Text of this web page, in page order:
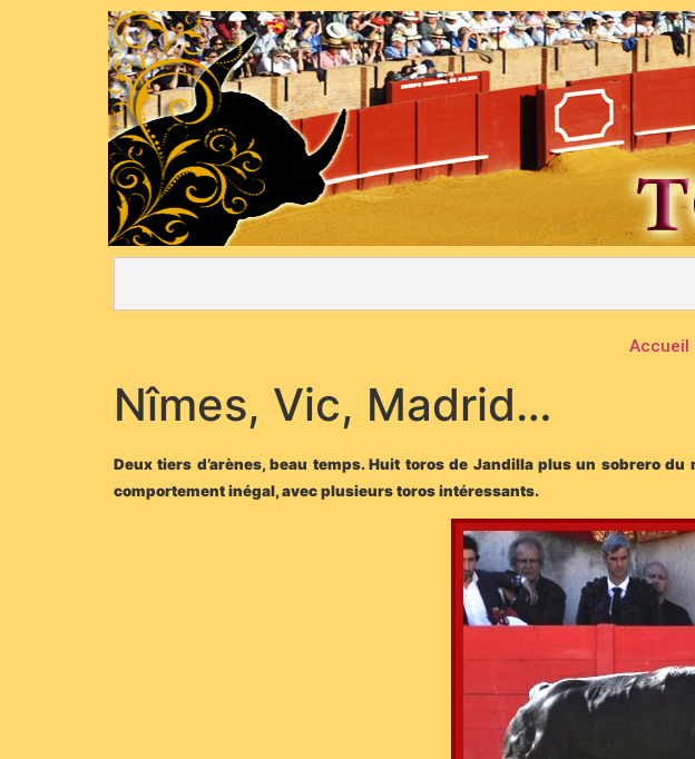
Accueil
Nîmes, Vic, Madrid…
Deux tiers d’arènes, beau temps. Huit toros de Jandilla plus un sobrero
comportement inégal, avec plusieurs toros intéressants.